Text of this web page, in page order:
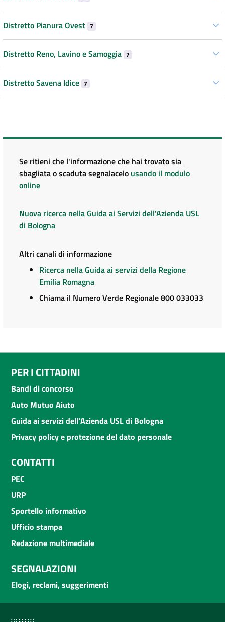
Distretto Pianura Ovest 7
Distretto Reno, Lavino e Samoggia 7
Distretto Savena Idice 7
Se ritieni che l'informazione che hai trovato sia
sbagliata o scaduta segnalacelo usando il modulo
online
Nuova ricerca nella Guida ai Servizi dell'Azienda USL
di Bologna
Altri canali di informazione
Ricerca nella Guida ai servizi della Regione
Emilia Romagna
Chiama il Numero Verde Regionale 800 033033
PER I CITTADINI
Bandi di concorso
Auto Mutuo Aiuto
Guida ai servizi dell'Azienda USL di Bologna
Privacy policy e protezione del dato personale
CONTATTI
PEC
URP
Sportello informativo
Ufficio stampa
Redazione multimediale
SEGNALAZIONI
Elogi, reclami, suggerimenti